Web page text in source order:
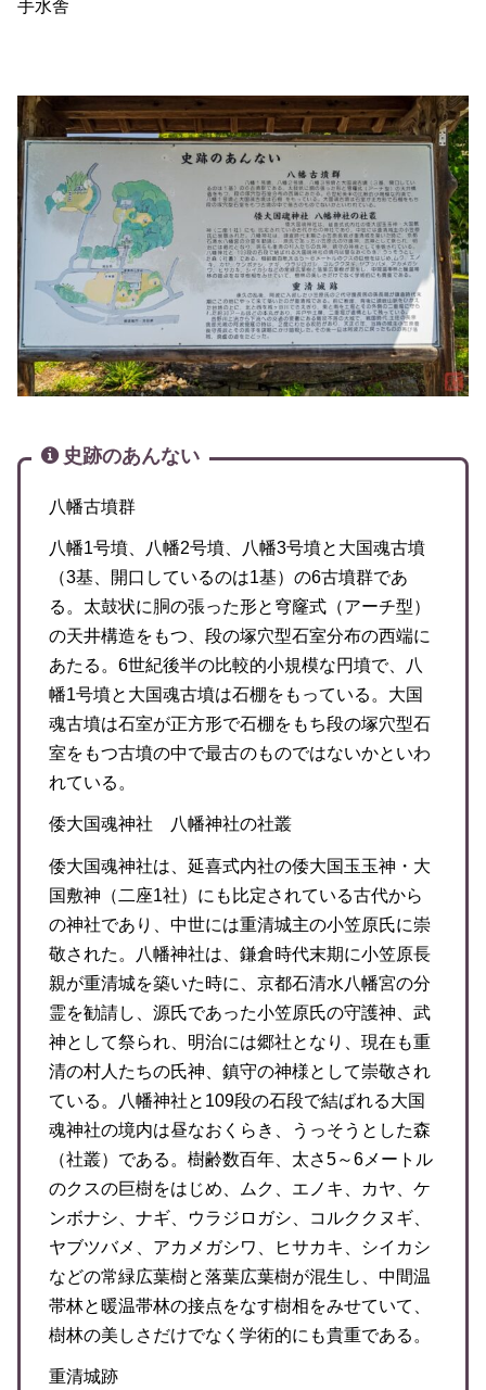
手水舎
史跡のあんない
八幡古墳群
八幡1号墳、八幡2号墳、八幡3号墳と大国魂古墳
（3基、開口しているのは1基）の6古墳群であ
る。太鼓状に胴の張った形と穹窿式（アーチ型）
の天井構造をもつ、段の塚穴型石室分布の西端に
あたる。6世紀後半の比較的小規模な円墳で、八
幡1号墳と大国魂古墳は石棚をもっている。大国
魂古墳は石室が正方形で石棚をもち段の塚穴型石
室をもつ古墳の中で最古のものではないかといわ
れている。
倭大国魂神社 八幡神社の社叢
倭大国魂神社は、延喜式内社の倭大国玉玉神・大
国敷神（二座1社）にも比定されている古代から
の神社であり、中世には重清城主の小笠原氏に崇
敬された。八幡神社は、鎌倉時代末期に小笠原長
親が重清城を築いた時に、京都石清水八幡宮の分
霊を勧請し、源氏であった小笠原氏の守護神、武
神として祭られ、明治には郷社となり、現在も重
清の村人たちの氏神、鎮守の神様として崇敬され
ている。八幡神社と109段の石段で結ばれる大国
魂神社の境内は昼なおくらき、うっそうとした森
（社叢）である。樹齢数百年、太さ5～6メートル
のクスの巨樹をはじめ、ムク、エノキ、カヤ、ケ
ンボナシ、ナギ、ウラジロガシ、コルククヌギ、
ヤブツバメ、アカメガシワ、ヒサカキ、シイカシ
などの常緑広葉樹と落葉広葉樹が混生し、中間温
帯林と暖温帯林の接点をなす樹相をみせていて、
樹林の美しさだけでなく学術的にも貴重である。
重清城跡